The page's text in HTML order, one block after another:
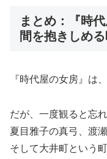
まとめ：『時
間を抱きしめ
『時代屋の女房』は
だが、一度観ると忘れ
夏目雅子の真弓、渡
そして大井町という町